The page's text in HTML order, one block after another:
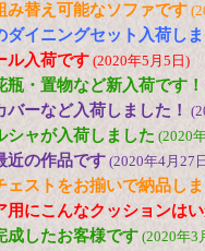
み替え可能なソファです
ダイニングセット入荷し
ル入荷です (2020年5月5日)
・置物など新入荷です！
ーなど入荷しました！
シャが入荷しました (2020
近の作品です (2020年4月27
ェストをお揃いで納品し
用にこんなクッションは
成したお客様です (2020年3